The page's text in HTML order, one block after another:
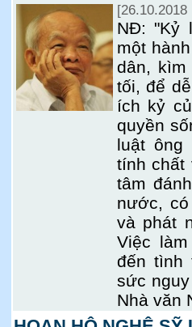
[26.10.2018
NĐ: "Kỷ
một
dân,
tối, để
ích kỷ
quyền
luật ông
tính chất
tâm
nước,
và phát
Việc
đến tình
sức
Nhà văn